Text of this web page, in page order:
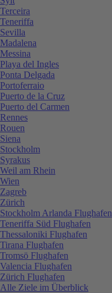
Terceira
Teneriffa
Sevilla
Madalena
Messina
Playa del Ingles
Ponta Delgada
Portoferraio
Puerto de la Cruz
Puerto del Carmen
Rennes
Rouen
Siena
Stockholm
Syrakus
Weil am Rhein
Wien
Zagreb
Zürich
Stockholm Arlanda Flughafen
Teneriffa Süd Flughafen
Thessaloniki Flughafen
Tirana Flughafen
Tromsö Flughafen
Valencia Flughafen
Zürich Flughafen
Alle Ziele im Überblick